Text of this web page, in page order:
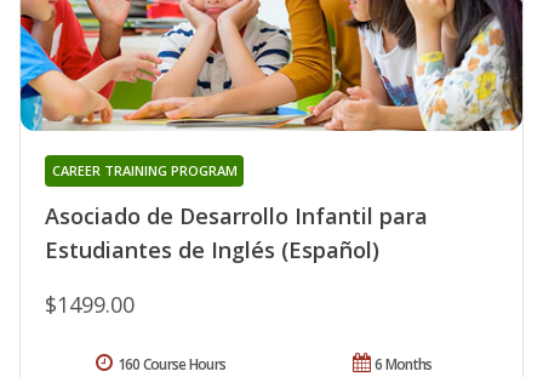
Asociado de Desarrollo Infantil para
Estudiantes de Inglés (Español)
CAREER TRAINING PROGRAM
$1499.00
6 Months
160 Course Hours